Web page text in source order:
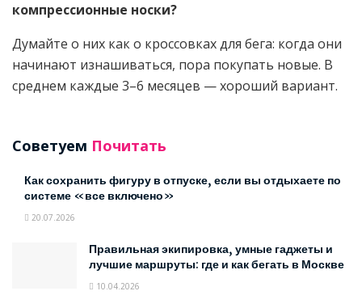
компрессионные носки?
Думайте о них как о кроссовках для бега: когда они
начинают изнашиваться, пора покупать новые. В
среднем каждые 3–6 месяцев — хороший вариант.
Советуем Почитать
Как сохранить фигуру в отпуске, если вы отдыхаете по
системе «все включено»
20.07.2026
Правильная экипировка, умные гаджеты и
лучшие маршруты: где и как бегать в Москве
10.04.2026